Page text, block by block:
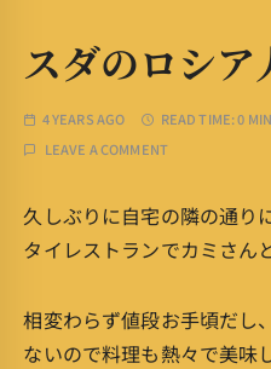
スダのロシア
4 YEARS AGO READ TIME:0
LEAVE A COMMENT
久しぶりに自宅の隣の通り
タイレストランでカミさん
相変わらず値段お手頃だし
ないので料理も熱々で美味